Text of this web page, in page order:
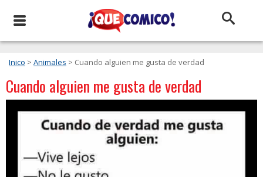
Inico > Animales > Cuando alguien me gusta de verdad
Cuando alguien me gusta de verdad